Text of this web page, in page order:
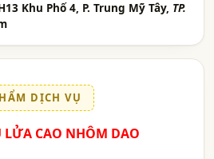
Khu Phố 4, P. Trung Mỹ Tây, TP.
DỊCH VỤ
LỬA CAO NHÔM DAO